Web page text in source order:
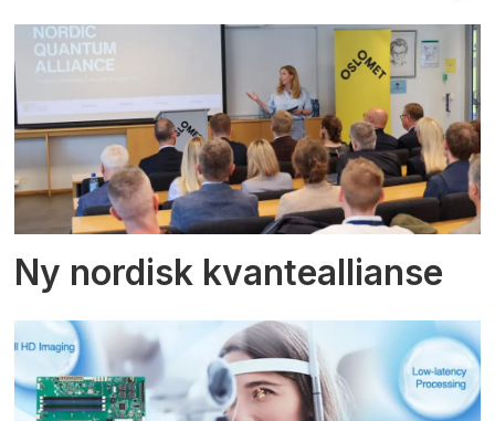
Ny nordisk kvanteallianse